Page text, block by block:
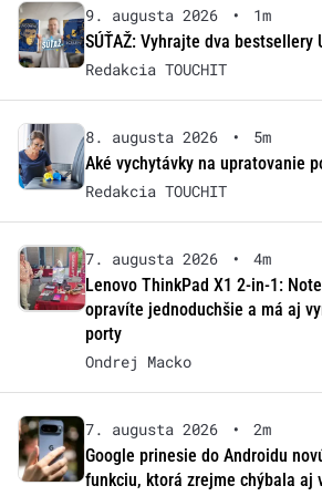
9. augusta 2026 •
1m
SÚŤAŽ: Vyhrajte dva bestsellery
Redakcia TOUCHIT
8. augusta 2026 •
5m
Aké vychytávky na upratovanie
Redakcia TOUCHIT
7. augusta 2026 •
4m
Lenovo ThinkPad X1 2-in-1:
opravíte jednoduchšie a má aj
porty
Ondrej Macko
7. augusta 2026 •
2m
Google prinesie do Androidu
funkciu, ktorá zrejme chýbala aj